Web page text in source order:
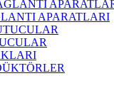
APARATLARI